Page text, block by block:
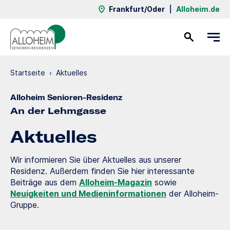
Frankfurt/Oder Alloheim.de
Startseite › Aktuelles
Alloheim Senioren-Residenz
An der Lehmgasse
Aktuelles
Wir informieren Sie über Aktuelles aus unserer
Residenz. Außerdem finden Sie hier interessante
Beiträge aus dem Alloheim-Magazin sowie
Neuigkeiten und Medieninformationen der Alloheim-
Gruppe.